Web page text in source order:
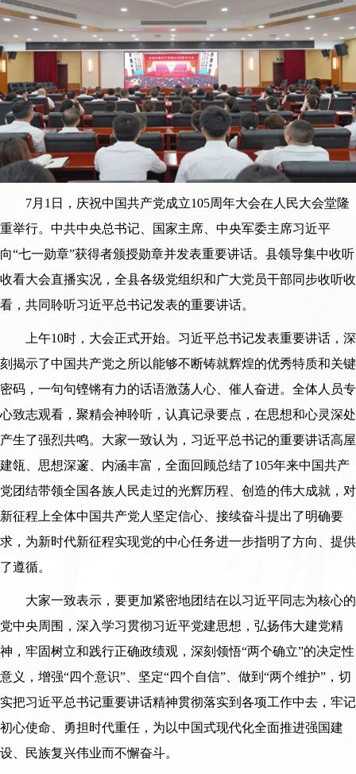
7月1日，庆祝中国共产党成立105周年大会在人民大会堂隆
重举行。中共中央总书记、国家主席、中央军委主席习近平
向“七一勋章”获得者颁授勋章并发表重要讲话。县领导集中收听
收看大会直播实况，全县各级党组织和广大党员干部同步收听收
看，共同聆听习近平总书记发表的重要讲话。
上午10时，大会正式开始。习近平总书记发表重要讲话，深
刻揭示了中国共产党之所以能够不断铸就辉煌的优秀特质和关键
密码，一句句铿锵有力的话语激荡人心、催人奋进。全体人员专
心致志观看，聚精会神聆听，认真记录要点，在思想和心灵深处
产生了强烈共鸣。大家一致认为，习近平总书记的重要讲话高屋
建瓴、思想深邃、内涵丰富，全面回顾总结了105年来中国共产
党团结带领全国各族人民走过的光辉历程、创造的伟大成就，对
新征程上全体中国共产党人坚定信心、接续奋斗提出了明确要
求，为新时代新征程实现党的中心任务进一步指明了方向、提供
了遵循。
大家一致表示，要更加紧密地团结在以习近平同志为核心的
党中央周围，深入学习贯彻习近平党建思想，弘扬伟大建党精
神，牢固树立和践行正确政绩观，深刻领悟“两个确立”的决定性
意义，增强“四个意识”、坚定“四个自信”、做到“两个维护”，切
实把习近平总书记重要讲话精神贯彻落实到各项工作中去，牢记
初心使命、勇担时代重任，为以中国式现代化全面推进强国建
设、民族复兴伟业而不懈奋斗。